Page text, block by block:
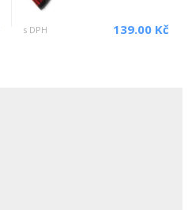
s DPH 139.00 Kč